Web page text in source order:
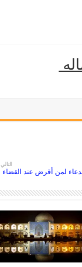
التالي
لمن أقرض عند القضاء